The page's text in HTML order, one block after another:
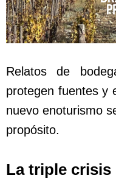
Relatos de
protegen fuentes y
nuevo enoturismo
propósito.
La triple crisis